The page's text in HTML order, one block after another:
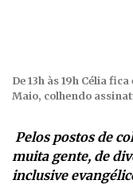
De 13h às 19h Célia
Maio, colhendo
Pelos postos de
muita gente, de
inclusive